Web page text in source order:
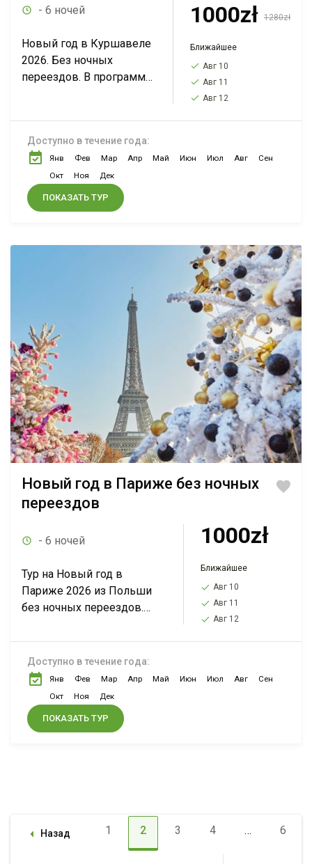
- 6 ночей
Новый год в Куршавеле
2026. Без ночных
переездов. В программе:
Анси, долина Шамони
(подъем на Монблан)-
Страсбург-Кольмар*.
Смотрите всю...
1000zł 1280zł
Ближайшее
Авг 10
Авг 11
Авг 12
Доступно в течение года:
Янв Фев Мар Апр Май Июн Июл Авг
Сен
Окт
Ноя Дек
ПОКАЗАТЬ ТУР
Новый год в Париже без ночных
переездов
- 6 ночей
Тур на Новый год в
Париже 2026 из Польши
без ночных переездов.
Лодзи, Познани. Кроме
Парижа еще Брюссель,
Берлин, Гент, Кельн
1000zł
Ближайшее
Авг 10
Авг 11
Авг 12
Доступно в течение года:
Янв Фев Мар Апр Май Июн Июл Авг
Сен
Окт
Ноя Дек
ПОКАЗАТЬ ТУР
Назад 1 2 3 4 … 6